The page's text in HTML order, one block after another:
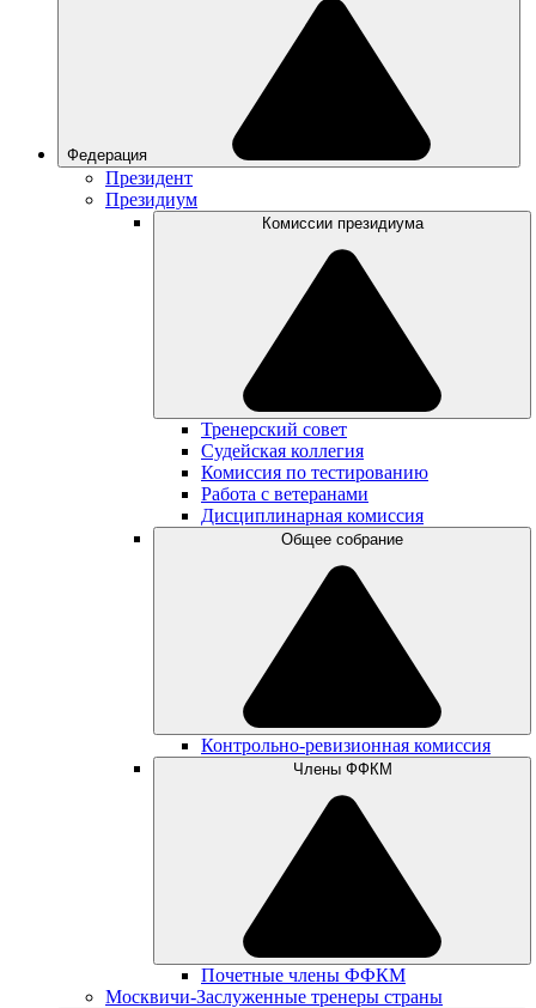
Федерация
Президент
Президиум
Комиссии президиума
Тренерский совет
Судейская коллегия
Комиссия по тестированию
Работа с ветеранами
Дисциплинарная комиссия
Общее собрание
Контрольно-ревизионная комиссия
Члены ФФКМ
Почетные члены ФФКМ
Москвичи-Заслуженные тренеры страны